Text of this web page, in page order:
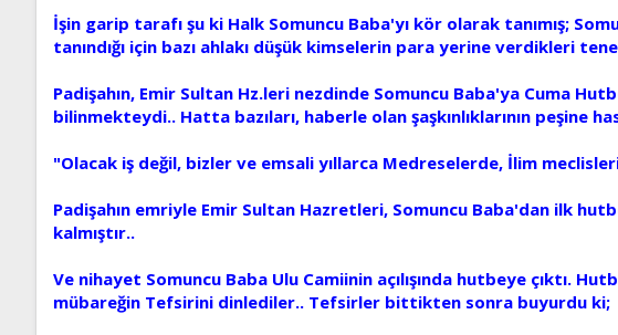
İşin garip tarafı şu ki Halk Somuncu Baba'yı kör olarak tanımış;
tanındığı için bazı ahlakı düşük kimselerin para yerine verdikleri
Padişahın, Emir Sultan Hz.leri nezdinde Somuncu Baba'ya Cuma
bilinmekteydi.. Hatta bazıları, haberle olan şaşkınlıklarının peşine
"Olacak iş değil, bizler ve emsali yıllarca Medreselerde, İlim
Padişahın emriyle Emir Sultan Hazretleri, Somuncu Baba'dan ilk
kalmıştır..
Ve nihayet Somuncu Baba Ulu Camiinin açılışında hutbeye çıktı.
mübareğin Tefsirini dinlediler.. Tefsirler bittikten sonra buyurdu ki;